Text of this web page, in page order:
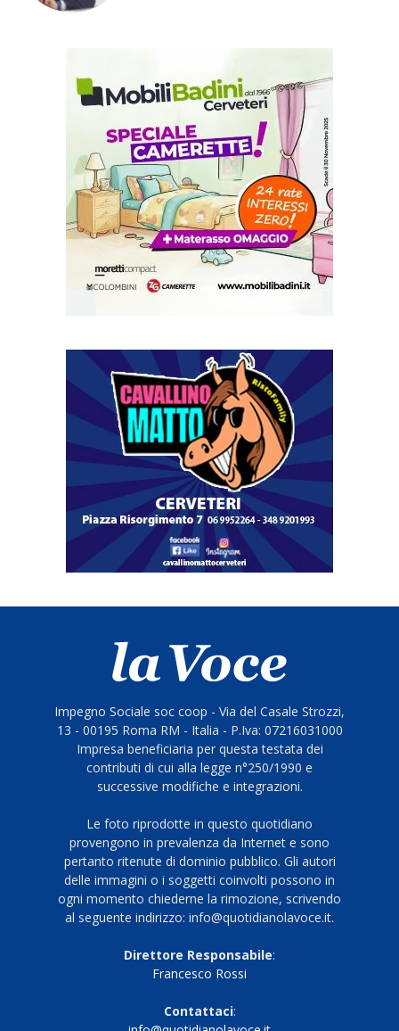
Impegno Sociale soc coop - Via del Casale Strozzi,
13 - 00195 Roma RM - Italia - P.Iva: 07216031000
Impresa beneficiaria per questa testata dei
contributi di cui alla legge n°250/1990 e
successive modifiche e integrazioni.
Le foto riprodotte in questo quotidiano
provengono in prevalenza da Internet e sono
pertanto ritenute di dominio pubblico. Gli autori
delle immagini o i soggetti coinvolti possono in
ogni momento chiederne la rimozione, scrivendo
al seguente indirizzo: info@quotidianolavoce.it.
Direttore Responsabile:
Francesco Rossi
Contattaci: